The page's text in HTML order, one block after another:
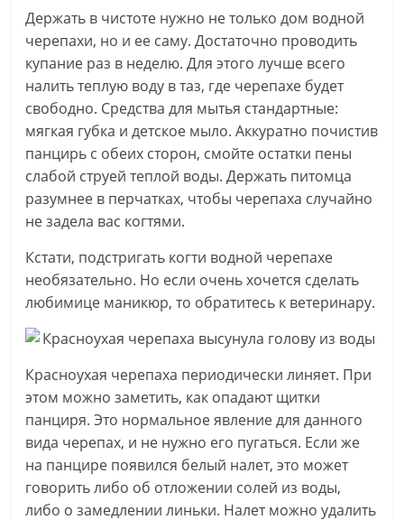
Держать в чистоте нужно не только дом водной
черепахи, но и ее саму. Достаточно проводить
купание раз в неделю. Для этого лучше всего
налить теплую воду в таз, где черепахе будет
свободно. Средства для мытья стандартные:
мягкая губка и детское мыло. Аккуратно почистив
панцирь с обеих сторон, смойте остатки пены
слабой струей теплой воды. Держать питомца
разумнее в перчатках, чтобы черепаха случайно
не задела вас когтями.
Кстати, подстригать когти водной черепахе
необязательно. Но если очень хочется сделать
любимице маникюр, то обратитесь к ветеринару.
Красноухая черепаха периодически линяет. При
этом можно заметить, как опадают щитки
панциря. Это нормальное явление для данного
вида черепах, и не нужно его пугаться. Если же
на панцире появился белый налет, это может
говорить либо об отложении солей из воды,
либо о замедлении линьки. Налет можно удалить